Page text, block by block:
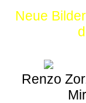
Neue
Renzo